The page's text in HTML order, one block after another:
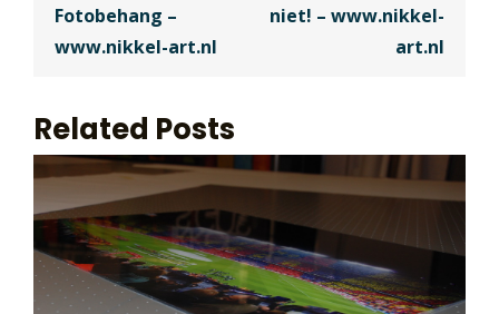
Fotobehang –
www.nikkel-art.nl
niet! – www.nikkel-
art.nl
Related Posts